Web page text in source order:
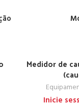
Medidor de
Inicie